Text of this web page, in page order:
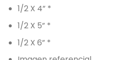
1/2 X 4” *
1/2 X 5” *
1/2 X 6” *